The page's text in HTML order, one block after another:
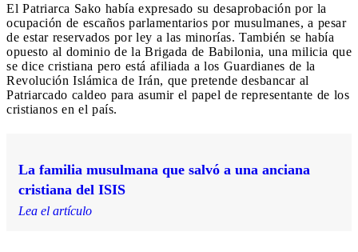
El Patriarca Sako había expresado su desaprobación por la
ocupación de escaños parlamentarios por musulmanes, a pesar
de estar reservados por ley a las minorías. También se había
opuesto al dominio de la Brigada de Babilonia, una milicia que
se dice cristiana pero está afiliada a los Guardianes de la
Revolución Islámica de Irán, que pretende desbancar al
Patriarcado caldeo para asumir el papel de representante de los
cristianos en el país.
La familia musulmana que salvó a una anciana
cristiana del ISIS
Lea el artículo